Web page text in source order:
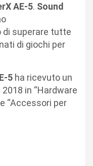
AE-5. Sound
di superare tutte
di giochi per
5 ha ricevuto un
2018 in “Hardware
“Accessori per